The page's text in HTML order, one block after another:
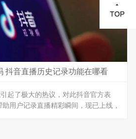
更加生动有趣。
合适的拍摄角度和镜头可以让您的视
突出您的主题和...
抖音直播历史记录功能在哪看
起了极大的热议，对此抖音官方表
用户记录直播精彩瞬间，现已上线，